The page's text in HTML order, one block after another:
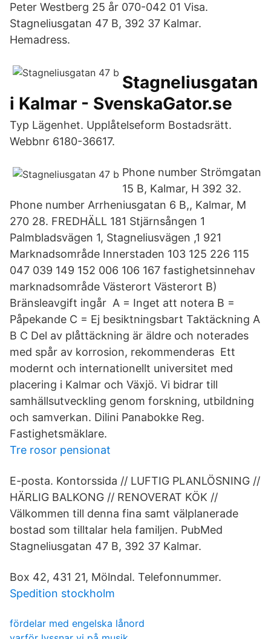
Peter Westberg 25 år 070-042 01 Visa.
Stagneliusgatan 47 B, 392 37 Kalmar.
Hemadress.
Stagneliusgatan
i Kalmar - SvenskaGator.se
Typ Lägenhet. Upplåtelseform Bostadsrätt.
Webbnr 6180-36617.
Phone number Strömgatan
15 B, Kalmar, H 392 32.
Phone number Arrheniusgatan 6 B,, Kalmar, M
270 28. FREDHÄLL 181 Stjärnsången 1
Palmbladsvägen 1, Stagneliusvägen ,1 921
Marknadsområde Innerstaden 103 125 226 115
047 039 149 152 006 106 167 fastighetsinnehav
marknadsområde Västerort Västerort B)
Bränsleavgift ingår A = Inget att notera B =
Påpekande C = Ej besiktningsbart Taktäckning A
B C Del av plåttäckning är äldre och noterades
med spår av korrosion, rekommenderas Ett
modernt och internationellt universitet med
placering i Kalmar och Växjö. Vi bidrar till
samhällsutveckling genom forskning, utbildning
och samverkan. Dilini Panabokke Reg.
Fastighetsmäklare.
Tre rosor pensionat
E-posta. Kontorssida // LUFTIG PLANLÖSNING //
HÄRLIG BALKONG // RENOVERAT KÖK //
Välkommen till denna fina samt välplanerade
bostad som tilltalar hela familjen. PubMed
Stagneliusgatan 47 B, 392 37 Kalmar.
Box 42, 431 21, Mölndal. Telefonnummer.
Spedition stockholm
fördelar med engelska lånord